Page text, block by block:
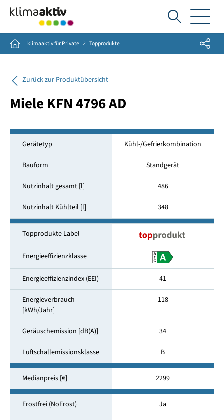
Ich
suche...
Home klimaaktiv für Private Topprodukte Share
Zurück zur Produktübersicht
Miele KFN 4796 AD
Gerätetyp Kühl-/Gefrierkombination
Bauform Standgerät
Nutzinhalt gesamt [l] 486
Nutzinhalt Kühlteil [l] 348
Topprodukte Label
Energieeffizienzklasse
Energieeffizienzindex (EEI) 41
Energieverbrauch
[kWh/Jahr]
118
Geräuschemission [dB(A)] 34
Luftschallemissionsklasse B
Medianpreis [€] 2299
Frostfrei (NoFrost) Ja